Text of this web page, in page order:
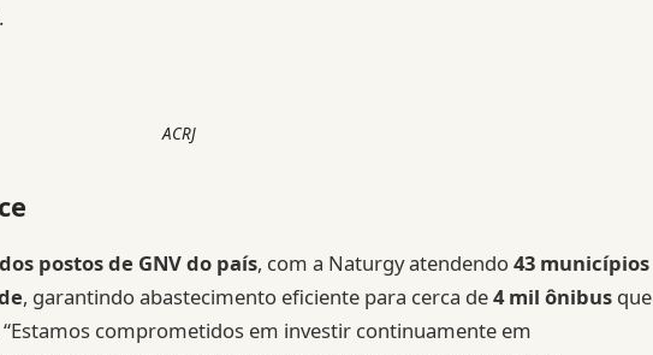
ACRJ
postos de GNV do país, com a Naturgy atendendo 43 municípios
, garantindo abastecimento eficiente para cerca de4 mil ônibus que
comprometidos em investir continuamente em